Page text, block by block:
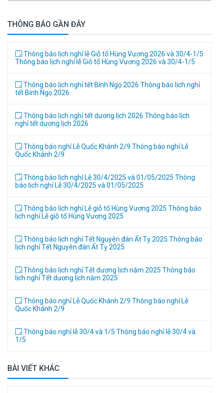
THÔNG BÁO GẦN ĐÂY
Thông báo lịch nghỉ lễ Giỗ tổ Hùng Vương 2026 và 30/4-1/5
Thông báo lịch nghỉ lễ Giỗ tổ Hùng Vương 2026 và 30/4-1/5
Thông báo lịch nghỉ tết Bính Ngọ 2026 Thông báo lịch nghỉ
tết Bính Ngọ 2026
Thông báo lịch nghỉ tết dương lịch 2026 Thông báo lịch
nghỉ tết dương lịch 2026
Thông báo nghỉ Lễ Quốc Khánh 2/9 Thông báo nghỉ Lễ
Quốc Khánh 2/9
Thông báo lịch nghỉ Lễ 30/4/2025 và 01/05/2025 Thông
báo lịch nghỉ Lễ 30/4/2025 và 01/05/2025
Thông báo lịch nghỉ Lễ giỗ tổ Hùng Vương 2025 Thông báo
lịch nghỉ Lễ giỗ tổ Hùng Vương 2025
Thông báo lịch nghỉ Tết Nguyên đán Ất Tỵ 2025 Thông báo
lịch nghỉ Tết Nguyên đán Ất Tỵ 2025
Thông báo lịch nghỉ Tết dương lịch năm 2025 Thông báo
lịch nghỉ Tết dương lịch năm 2025
Thông báo nghỉ Lễ Quốc Khánh 2/9 Thông báo nghỉ Lễ
Quốc Khánh 2/9
Thông báo nghỉ lễ 30/4 và 1/5 Thông báo nghỉ lễ 30/4 và
1/5
BÀI VIẾT KHÁC